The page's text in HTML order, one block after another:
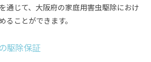
通じて、大阪府の家庭用害虫駆除におけ
ることができます。
駆除保証